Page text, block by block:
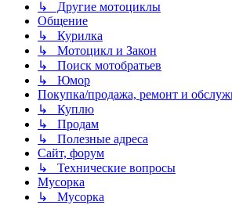
↳ Другие мотоциклы
Общение
↳ Курилка
↳ Мотоцикл и Закон
↳ Поиск мотобратьев
↳ Юмор
Покупка/продажа, ремонт и
↳ Куплю
↳ Продам
↳ Полезные адреса
Сайт, форум
↳ Технические вопросы
Мусорка
↳ Мусорка